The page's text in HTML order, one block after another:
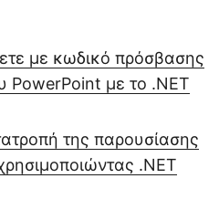
με κωδικό πρόσβασης
PowerPoint με το .NET
της παρουσίασης
.NET